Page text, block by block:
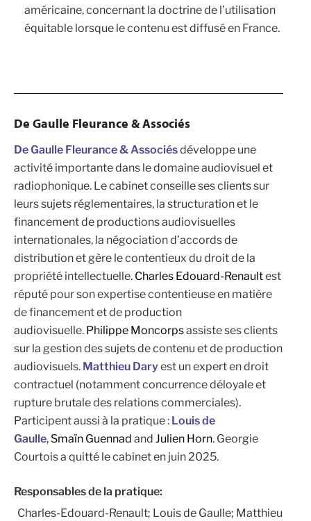
américaine, concernant la doctrine de l’utilisation
équitable lorsque le contenu est diffusé en France.
De Gaulle Fleurance & Associés
De Gaulle Fleurance & Associésdéveloppe une
activité importante dans le domaine audiovisuel et
radiophonique. Le cabinet conseille ses clients sur
leurs sujets réglementaires, la structuration et le
financement de productions audiovisuelles
internationales, la négociation d’accords de
distribution et gère le contentieux du droit de la
propriété intellectuelle. Charles Edouard-Renaultest
réputé pour son expertise contentieuse en matière
de financement et de production
audiovisuelle. Philippe Moncorpsassiste ses clients
sur la gestion des sujets de contenu et de production
audiovisuels. Matthieu Daryest un expert en droit
contractuel (notamment concurrence déloyale et
rupture brutale des relations commerciales).
Participent aussi à la pratique : Louis de
Gaulle, Smaïn Guennad and Julien Horn. Georgie
Courtoisa quitté le cabinet en juin 2025.
Responsables de la pratique:
Charles-Edouard-Renault; Louis de Gaulle; Matthieu